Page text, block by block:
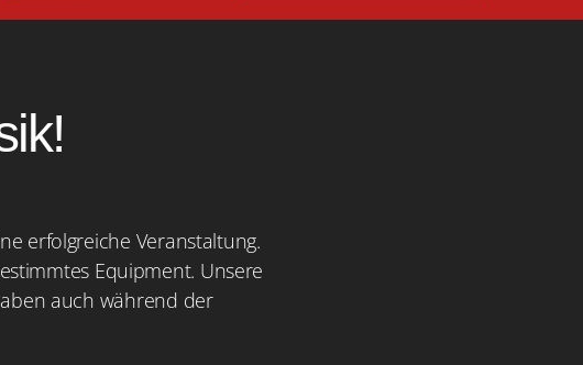
erfolgreiche Veranstaltung.
Equipment. Unsere
auch während der